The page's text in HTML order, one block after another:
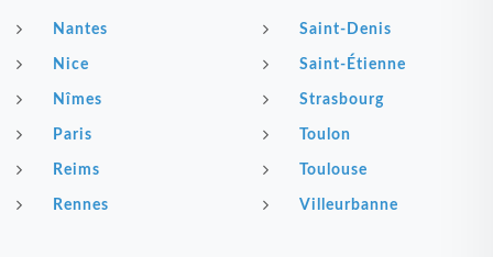
Nantes
Nice
Nîmes
Paris
Reims
Rennes
Saint-Denis
Saint-Étienne
Strasbourg
Toulon
Toulouse
Villeurbanne